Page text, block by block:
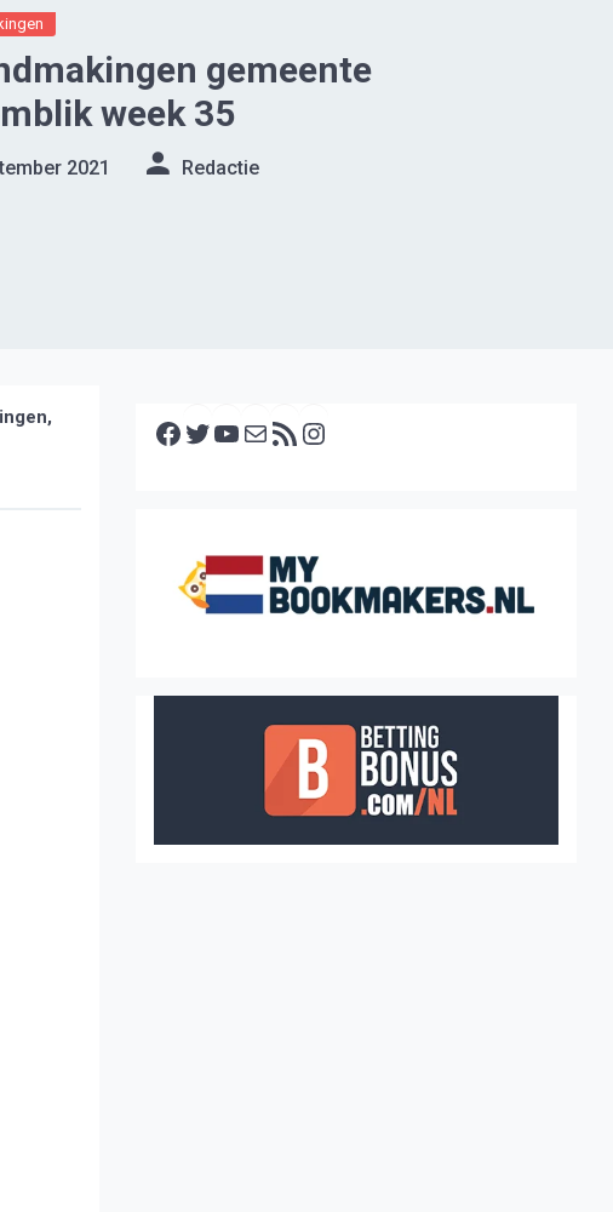
gemeente
week 35
2021 Redactie
Facebook Twitter YouTube E-mail RSS feed